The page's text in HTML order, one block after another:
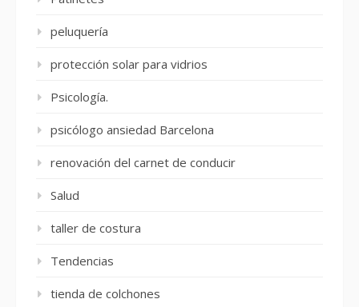
peluquería
protección solar para vidrios
Psicología.
psicólogo ansiedad Barcelona
renovación del carnet de conducir
Salud
taller de costura
Tendencias
tienda de colchones